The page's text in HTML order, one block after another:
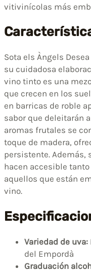
vitivinícolas más
Sota els Àngels
su cuidadosa
vino tinto es una
que crecen en los
en barricas de roble
sabor que deleitarán
aromas frutales se
toque de madera,
persistente. Además,
hacen accesible
aquellos que están
vino.
Variedad de uva:
del Empordà
Graduación